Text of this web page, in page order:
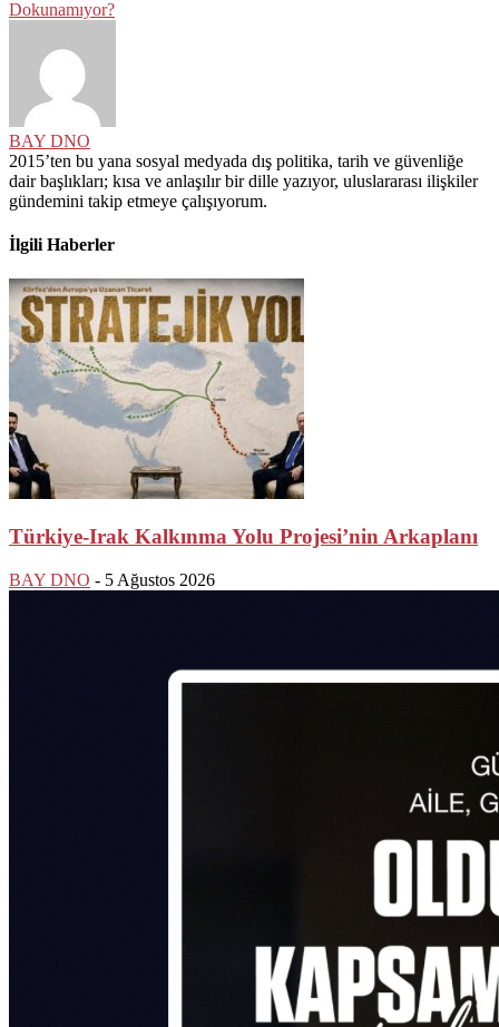
Dokunamıyor?
BAY DNO
2015’ten bu yana sosyal medyada dış politika, tarih ve güvenliğe
dair başlıkları; kısa ve anlaşılır bir dille yazıyor, uluslararası ilişkiler
gündemini takip etmeye çalışıyorum.
İlgili Haberler
Türkiye-Irak Kalkınma Yolu Projesi’nin Arkaplanı
BAY DNO - 5 Ağustos 2026